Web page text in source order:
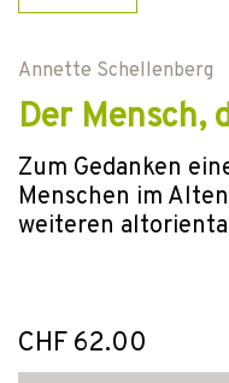
Annette Schellenberg
Der Mensch,
Zum Gedanken
Menschen im
weiteren
CHF 62.00